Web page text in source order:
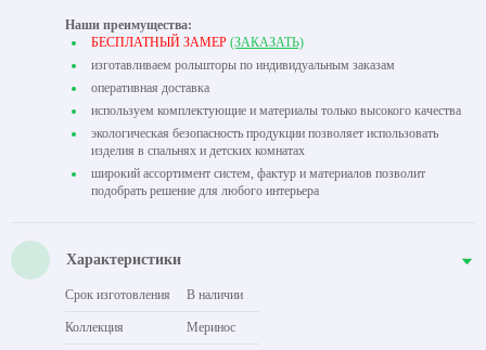
Наши преимущества:
БЕСПЛАТНЫЙ ЗАМЕР (ЗАКАЗАТЬ)
изготавливаем рольшторы по индивидуальным заказам
оперативная доставка
используем комплектующие и материалы только высокого качества
экологическая безопасность продукции позволяет использовать
изделия в спальнях и детских комнатах
широкий ассортимент систем, фактур и материалов позволит
подобрать решение для любого интерьера
Характеристики
Срок изготовления В наличии
Коллекция Меринос